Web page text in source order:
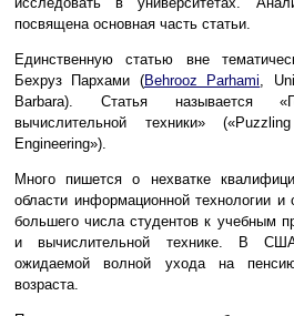
посвящена основная часть статьи.
Единственную статью вне
Бехруз Пархами (Behrooz Parhami ,
Barbara). Статья называется
вычислительной техники»
Engineering»).
Много пишется о нехватке
области информационной технологии и
большего числа студентов к учебным
и вычислительной технике. В США
ожидаемой волной ухода на
возраста.